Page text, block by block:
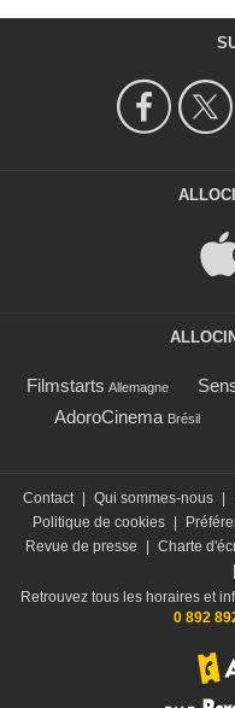
Filmstarts Allemagne
AdoroCinema Brésil
Contact Qui sommes-nous
Politique de cookies
Revue de presse
Charte
Retrouvez tous les horaires et
0 892